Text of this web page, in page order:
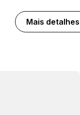
Mais detalhes